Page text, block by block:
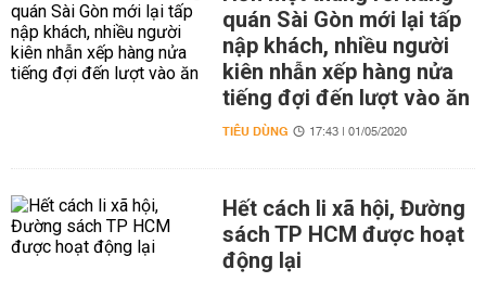
quán Sài Gòn mới lại tấp
nập khách, nhiều người
kiên nhẫn xếp hàng nửa
tiếng đợi đến lượt vào ăn
TIÊU DÙNG 17:43 | 01/05/2020
Hết cách li xã hội, Đường
sách TP HCM được hoạt
động lại